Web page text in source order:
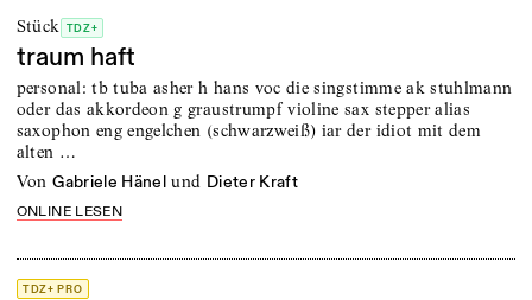
Stück TDZ+
traum haft
personal: tb tuba asher h hans voc die singstimme ak stuhlmann
oder das akkordeon g graustrumpf violine sax stepper alias
saxophon eng engelchen (schwarzweiß) iar der idiot mit dem
alten …
von Gabriele Hänel und Dieter Kraft
ONLINE LESEN
TDZ+ PRO